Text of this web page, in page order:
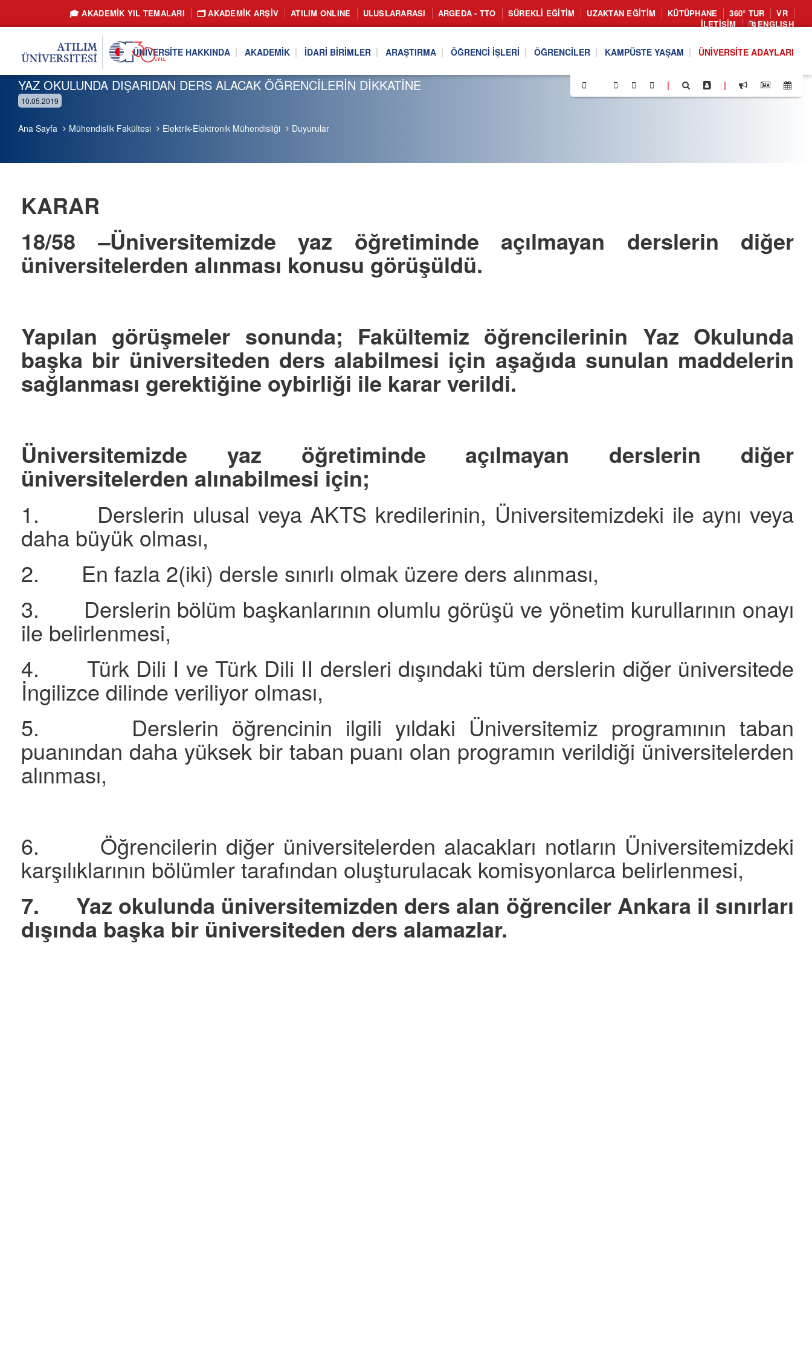
🎓 AKADEMİK YIL TEMALARI 🗂️ AKADEMIK ARŞIV ATILIM ONLINE ULUSLARARASI ARGEDA - TTO SÜREKLI EĞITIM UZAKTAN EĞITIM KÜTÜPHANE 360° TUR
VR
İLETIŞIM
ENGLISH
ÜNIVERSITE HAKKINDA AKADEMIK İDARI BIRIMLER ARAŞTIRMA ÖĞRENCI İŞLERI ÖĞRENCILER KAMPÜSTE YAŞAM ÜNIVERSITE ADAYLARI
| |
YAZ OKULUNDA DIŞARIDAN DERS ALACAK ÖĞRENCİLERİN DİKKATİNE
10.05.2019
Ana Sayfa Mühendislik Fakültesi Elektrik-Elektronik Mühendisliği Duyurular
KARAR
18/58 –Üniversitemizde yaz öğretiminde açılmayan derslerin diğer
üniversitelerden alınması konusu görüşüldü.
Yapılan görüşmeler sonunda; Fakültemiz öğrencilerinin Yaz Okulunda
başka bir üniversiteden ders alabilmesi için aşağıda sunulan maddelerin
sağlanması gerektiğine oybirliği ile karar verildi.
Üniversitemizde yaz öğretiminde açılmayan derslerin diğer
üniversitelerden alınabilmesi için;
1. Derslerin ulusal veya AKTS kredilerinin, Üniversitemizdeki ile aynı veya
daha büyük olması,
2. En fazla 2(iki) dersle sınırlı olmak üzere ders alınması,
3. Derslerin bölüm başkanlarının olumlu görüşü ve yönetim kurullarının onayı
ile belirlenmesi,
4. Türk Dili I ve Türk Dili II dersleri dışındaki tüm derslerin diğer üniversitede
İngilizce dilinde veriliyor olması,
5. Derslerin öğrencinin ilgili yıldaki Üniversitemiz programının taban
puanından daha yüksek bir taban puanı olan programın verildiği üniversitelerden
alınması,
6. Öğrencilerin diğer üniversitelerden alacakları notların Üniversitemizdeki
karşılıklarının bölümler tarafından oluşturulacak komisyonlarca belirlenmesi,
7. Yaz okulunda üniversitemizden ders alan öğrenciler Ankara il sınırları
dışında başka bir üniversiteden ders alamazlar.